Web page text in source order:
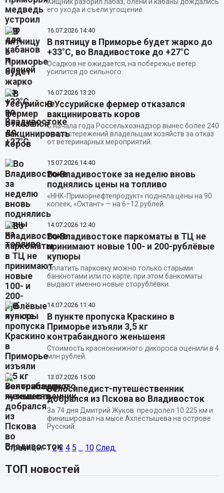
Хищник разорил лабаз, олени и кабаны дождались
его ухода и съели угощение.
16.07.2026 14:40
В пятницу в Приморье будет жарко до
+33°C, во Владивостоке до +27°C
Осадков не ожидается, на побережье ветер
усилится до сильного.
16.07.2026 13:20
В Уссурийске фермер отказался
вакцинировать коров
С начала года Россельхознадзор вынес более 240
предостережений владельцам хозяйств за отказ
от ветеринарных мероприятий.
15.07.2026 14:40
Во Владивостоке за неделю вновь
поднялись цены на топливо
«ННК-Приморнефтепродукт» подняла цены на 90
копеек, «Октант» — на 6–12 рублей.
14.07.2026 12:40
Во Владивостоке паркоматы в ТЦ не
принимают новые 100- и 200-рублёвые
купюры
Оплатить парковку можно только старыми
банкнотами или по карте, при этом банкоматы
выдают именно новые сторублёвки.
14.07.2026 11:40
В пункте пропуска Краскино в
Приморье изъяли 3,5 кг
контрабандного женьшеня
Стоимость краснокнижного дикороса оценили в 4
млн рублей.
13.07.2026 15:00
Велосипедист-путешественник
добрался из Пскова во Владивосток
За 74 дня Дмитрий Жуков преодолел 10 225 км и
финишировал на мысе Ахлёстышева на острове
Русский.
Страницы: 1 2 3 4 5 ... 10 След.
ТОП новостей